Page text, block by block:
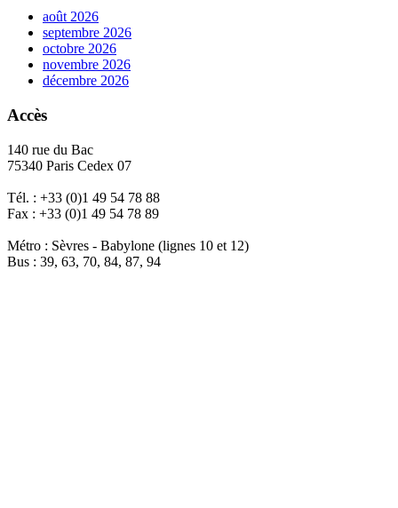
août 2026
septembre 2026
octobre 2026
novembre 2026
décembre 2026
Accès
140 rue du Bac
75340 Paris Cedex 07
Tél. : +33 (0)1 49 54 78 88
Fax : +33 (0)1 49 54 78 89
Métro : Sèvres - Babylone (lignes 10 et 12)
Bus : 39, 63, 70, 84, 87, 94